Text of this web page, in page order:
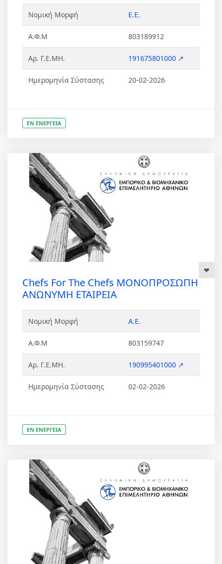
Νομική Μορφή Ε.Ε.
Α.Φ.Μ 803189912
Αρ. Γ.Ε.ΜΗ. 191675801000 ↗
Ημερομηνία Σύστασης 20-02-2026
ΕΝ ΕΝΕΡΓΕΙΑ
Chefs For The Chefs ΜΟΝΟΠΡΟΣΩΠΗ
ΑΝΩΝΥΜΗ ΕΤΑΙΡΕΙΑ
Νομική Μορφή Α.Ε.
Α.Φ.Μ 803159747
Αρ. Γ.Ε.ΜΗ. 190995401000 ↗
Ημερομηνία Σύστασης 02-02-2026
ΕΝ ΕΝΕΡΓΕΙΑ